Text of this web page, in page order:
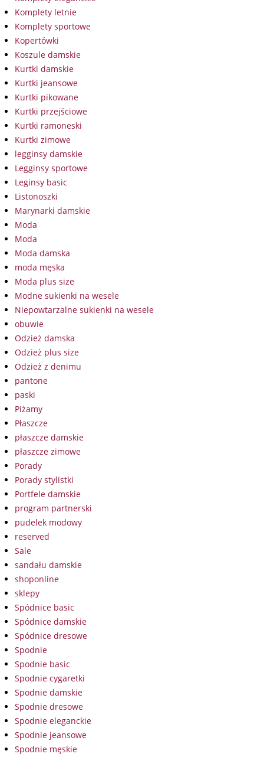
Komplety letnie
Komplety sportowe
Kopertówki
Koszule damskie
Kurtki damskie
Kurtki jeansowe
Kurtki pikowane
Kurtki przejściowe
Kurtki ramoneski
Kurtki zimowe
legginsy damskie
Legginsy sportowe
Leginsy basic
Listonoszki
Marynarki damskie
Moda
Moda
Moda damska
moda męska
Moda plus size
Modne sukienki na wesele
Niepowtarzalne sukienki na wesele
obuwie
Odzież damska
Odzież plus size
Odzież z denimu
pantone
paski
Piżamy
Płaszcze
płaszcze damskie
płaszcze zimowe
Porady
Porady stylistki
Portfele damskie
program partnerski
pudelek modowy
reserved
Sale
sandału damskie
shoponline
sklepy
Spódnice basic
Spódnice damskie
Spódnice dresowe
Spodnie
Spodnie basic
Spodnie cygaretki
Spodnie damskie
Spodnie dresowe
Spodnie eleganckie
Spodnie jeansowe
Spodnie męskie